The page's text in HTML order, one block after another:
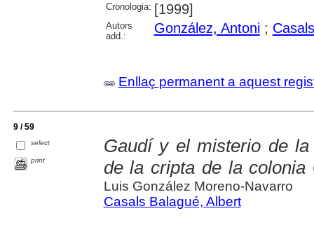
Cronologia: [1999]
Autors
add.:
González, Antoni;
Enllaç permanent a aquest
9 / 59
select
print
Gaudí y el misterio de
de la cripta de la colonia
Luis González Moreno-Navarro
Casals Balagué, Albert